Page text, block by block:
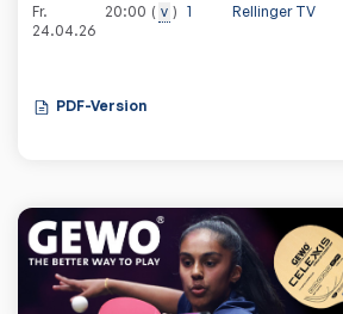
Fr.
24.04.26
20:00 v 1 Rellinger TV
PDF-Version